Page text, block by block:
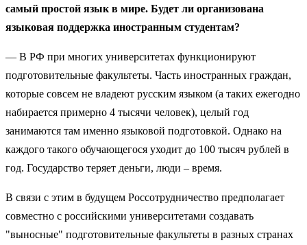
самый простой язык в мире. Будет ли организована
языковая поддержка иностранным студентам?
— В РФ при многих университетах функционируют
подготовительные факультеты. Часть иностранных граждан,
которые совсем не владеют русским языком (а таких ежегодно
набирается примерно 4 тысячи человек), целый год
занимаются там именно языковой подготовкой. Однако на
каждого такого обучающегося уходит до 100 тысяч рублей в
год. Государство теряет деньги, люди – время.
В связи с этим в будущем Россотрудничество предполагает
совместно с российскими университетами создавать
"выносные" подготовительные факультеты в разных странах